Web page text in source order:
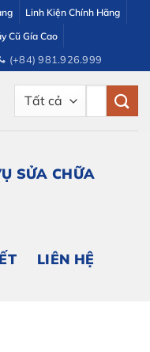
Linh Kiện Chính Hãng
Cũ Gía Cao
(+84) 981.926.999
SỬA CHỮA
LIÊN HỆ